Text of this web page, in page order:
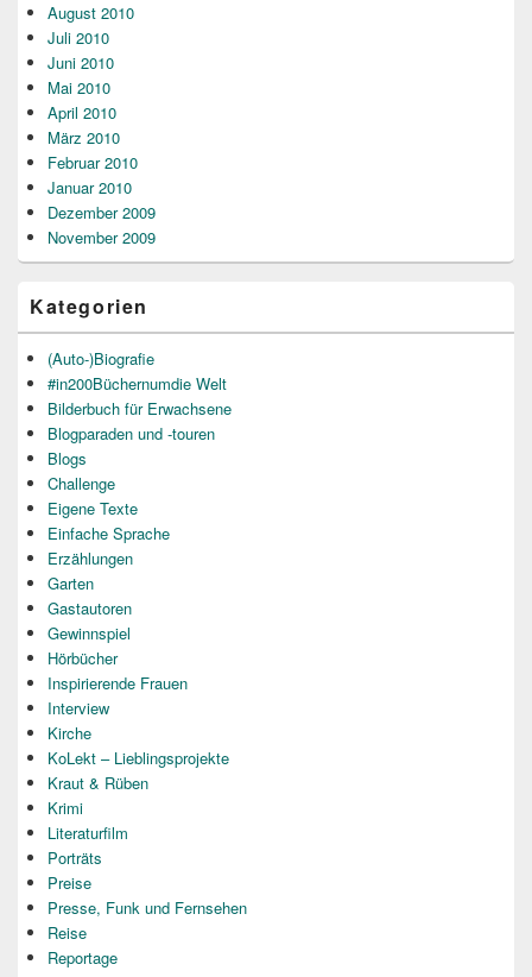
August 2010
Juli 2010
Juni 2010
Mai 2010
April 2010
März 2010
Februar 2010
Januar 2010
Dezember 2009
November 2009
Kategorien
(Auto-)Biografie
#in200Büchernumdie Welt
Bilderbuch für Erwachsene
Blogparaden und -touren
Blogs
Challenge
Eigene Texte
Einfache Sprache
Erzählungen
Garten
Gastautoren
Gewinnspiel
Hörbücher
Inspirierende Frauen
Interview
Kirche
KoLekt – Lieblingsprojekte
Kraut & Rüben
Krimi
Literaturfilm
Porträts
Preise
Presse, Funk und Fernsehen
Reise
Reportage